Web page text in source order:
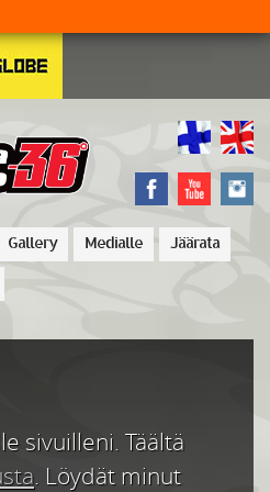
Gallery Medialle Jäärata
sivuilleni. Täältä
. Löydät minut